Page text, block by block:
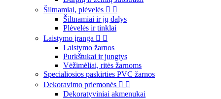
Šiltnamiai, plėvelės  
Šiltnamiai ir jų dalys
Plėvelės ir tinklai
Laistymo įranga  
Laistymo žarnos
Purkštukai ir jungtys
Vėžimėliai, ritės žarnoms
Specialiosios paskirties PVC žarnos
Dekoravimo priemonės  
Dekoratyviniai akmenukai